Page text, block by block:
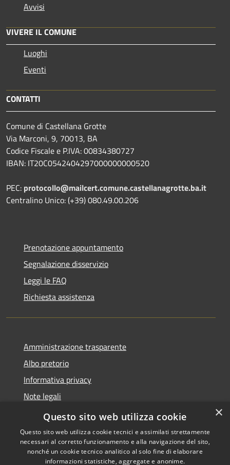
Avvisi
VIVERE IL COMUNE
Luoghi
Eventi
CONTATTI
Comune di Castellana Grotte
Via Marconi, 9, 70013, BA
Codice Fiscale e P.IVA: 00834380727
IBAN: IT20C0542404297000000000520
PEC: protocollo@mailcert.comune.castellanagrotte.ba.it
Centralino Unico: (+39) 080.49.00.206
Prenotazione appuntamento
Segnalazione disservizio
Leggi le FAQ
Richiesta assistenza
Amministrazione trasparente
Albo pretorio
Informativa privacy
Note legali
Dichiarazione di accessibilità
×
Questo sito web utilizza cookie
Questo sito web utilizza cookie tecnici e assimilati strettamente
necessari al corretto funzionamento e alla navigazione del sito,
nonché un cookie tecnico analitico al solo fine di elaborare
informazioni statistiche, aggregate e anonime.